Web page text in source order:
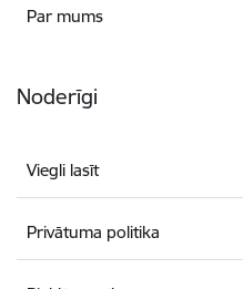
Par mums
Noderīgi
Viegli lasīt
Privātuma politika